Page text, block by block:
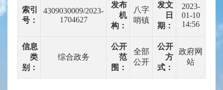
索引
号：
4309030009/2023-
1704627
发布
机
构：
八字
哨镇
发文
日
期：
2023-
01-10
14:56
信息
类
别：
综合政务
公开
范
围：
全部
公开
公开
方
式：
政府网
站